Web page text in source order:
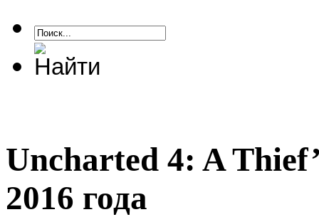
Uncharted 4: A
2016 года